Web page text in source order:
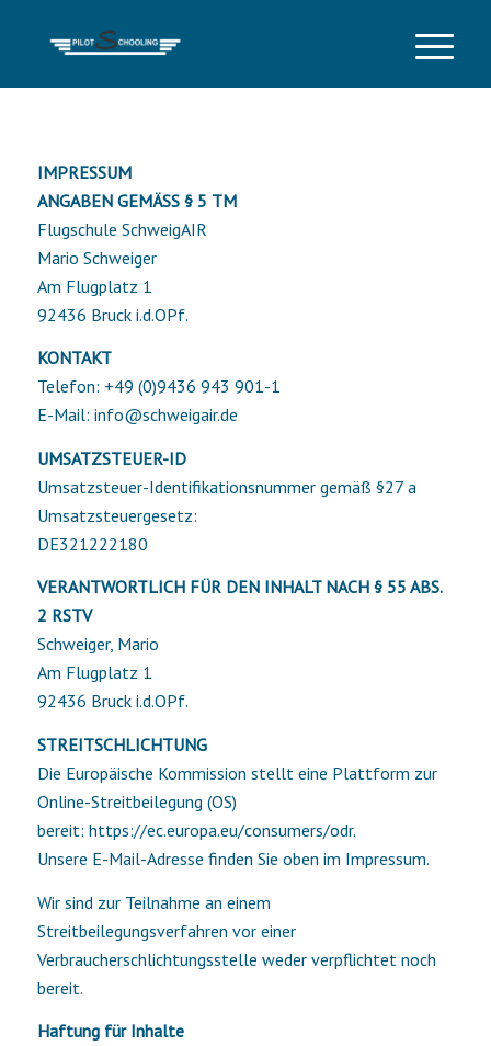
IMPRESSUM
ANGABEN GEMÄSS § 5 TM
Flugschule SchweigAIR
Mario Schweiger
Am Flugplatz 1
92436 Bruck i.d.OPf.
KONTAKT
Telefon: +49 (0)9436 943 901-1
E-Mail: info@schweigair.de
UMSATZSTEUER-ID
Umsatzsteuer-Identifikationsnummer gemäß §27 a
Umsatzsteuergesetz:
DE321222180
VERANTWORTLICH FÜR DEN INHALT NACH § 55 ABS.
2 RSTV
Schweiger, Mario
Am Flugplatz 1
92436 Bruck i.d.OPf.
STREITSCHLICHTUNG
Die Europäische Kommission stellt eine Plattform zur
Online-Streitbeilegung (OS)
bereit: https://ec.europa.eu/consumers/odr.
Unsere E-Mail-Adresse finden Sie oben im Impressum.
Wir sind zur Teilnahme an einem
Streitbeilegungsverfahren vor einer
Verbraucherschlichtungsstelle weder verpflichtet noch
bereit.
Haftung für Inhalte